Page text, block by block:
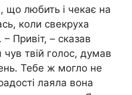
що любить і чекає на
коли свекруха
– Привіт, – сказав
твій голос, думав
Тебе ж могло не
лаяла вона